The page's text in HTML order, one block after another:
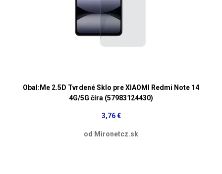
Obal:Me 2.5D Tvrdené Sklo pre XIAOMI Redmi Note 14
4G/5G číra (57983124430)
3,76 €
od Mironetcz.sk